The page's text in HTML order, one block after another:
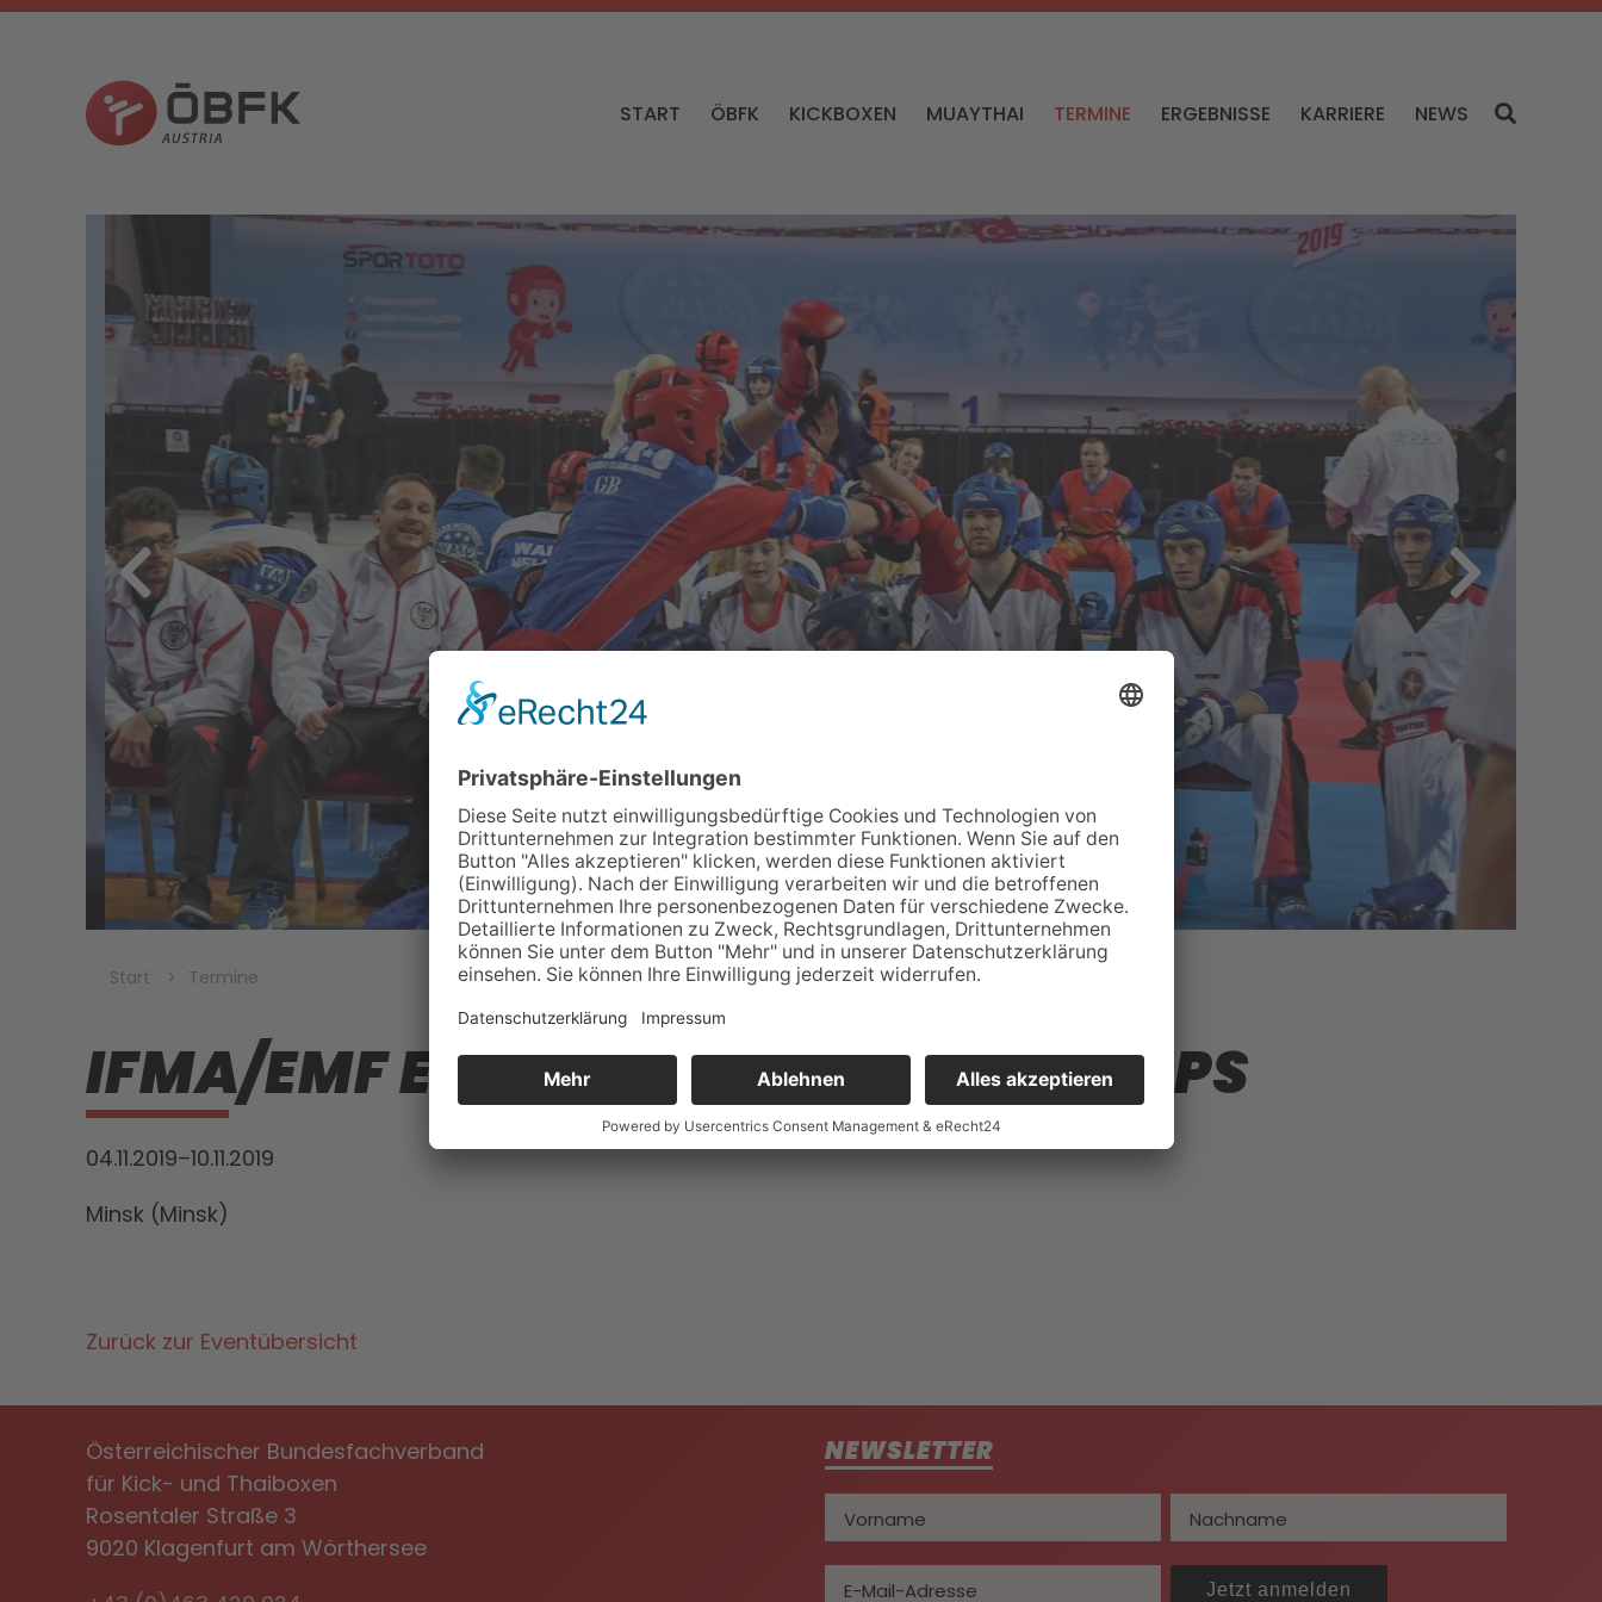
START ÖBFK KICKBOXEN MUAYTHAI TERMINE ERGEBNISSE KARRIERE NEWS
Start Termine
IFMA/EMF EUROPEAN CHAMPIONSHIPS
04.11.2019–10.11.2019
Minsk (Minsk)
Zurück zur Eventübersicht
Österreichischer Bundesfachverband
für Kick- und Thaiboxen
Rosentaler Straße 3
9020 Klagenfurt am Wörthersee
NEWSLETTER
Jetzt anmelden